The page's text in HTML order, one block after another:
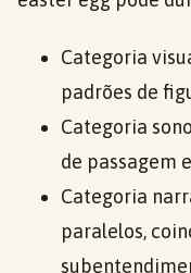
Categoria
padrões de
Categoria
de passagem
Categoria
paralelos,